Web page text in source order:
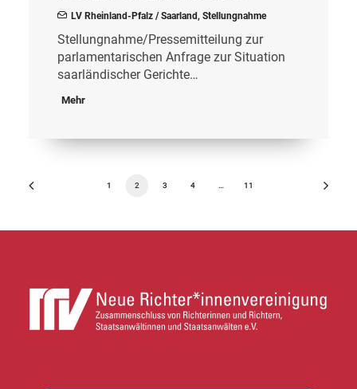
LV Rheinland-Pfalz / Saarland, Stellungnahme
Stellungnahme/Pressemitteilung zur
parlamentarischen Anfrage zur Situation
saarländischer Gerichte…
Mehr
1 2 3 4 … 11